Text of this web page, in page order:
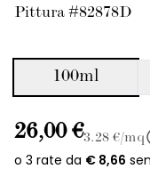
Pittura #82878D
100ml
26,00 €3.28 €/mq